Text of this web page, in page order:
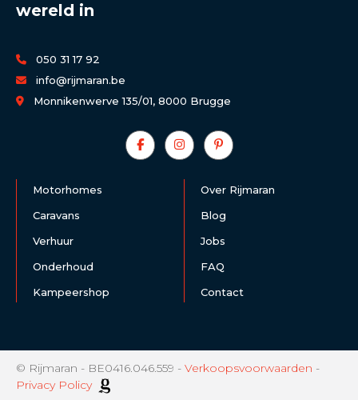
wereld in
050 31 17 92
info@rijmaran.be
Monnikenwerve 135/01, 8000 Brugge
Motorhomes
Caravans
Verhuur
Onderhoud
Kampeershop
Over Rijmaran
Blog
Jobs
FAQ
Contact
© Rijmaran - BE0416.046.559 - Verkoopsvoorwaarden -
Privacy Policy